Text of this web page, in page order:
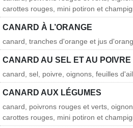
carottes rouges, mini potiron et
CANARD À L’ORANGE
canard, tranches d'orange et jus
CANARD AU SEL ET AU POIVRE
canard, sel, poivre, oignons, feuilles
CANARD AUX LÉGUMES
canard, poivrons rouges et verts,
carottes rouges, mini potiron et